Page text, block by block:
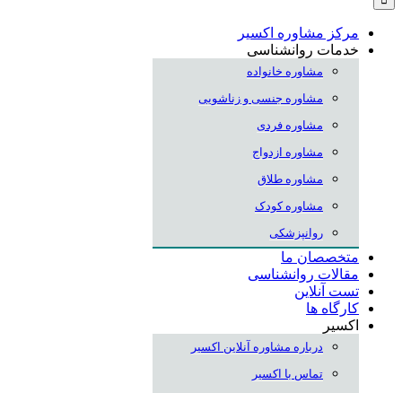
مرکز مشاوره اکسیر
خدمات روانشناسی
مشاوره خانواده
مشاوره جنسی و زناشویی
مشاوره فردی
مشاوره ازدواج
مشاوره طلاق
مشاوره کودک
روانپزشکی
متخصصان ما
مقالات روانشناسی
تست آنلاین
کارگاه ها
اکسیر
درباره مشاوره آنلاین اکسیر
تماس با اکسیر